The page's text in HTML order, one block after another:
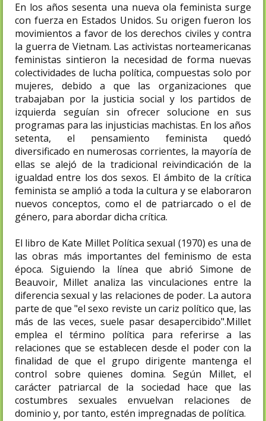
En los años sesenta una nueva ola feminista surge
con fuerza en Estados Unidos. Su origen fueron los
movimientos a favor de los derechos civiles y contra
la guerra de Vietnam. Las activistas norteamericanas
feministas sintieron la necesidad de forma nuevas
colectividades de lucha política, compuestas solo por
mujeres, debido a que las organizaciones que
trabajaban por la justicia social y los partidos de
izquierda seguían sin ofrecer solucione en sus
programas para las injusticias machistas. En los años
setenta, el pensamiento feminista quedó
diversificado en numerosas corrientes, la mayoría de
ellas se alejó de la tradicional reivindicación de la
igualdad entre los dos sexos. El ámbito de la crítica
feminista se amplió a toda la cultura y se elaboraron
nuevos conceptos, como el de patriarcado o el de
género, para abordar dicha crítica.
El libro de Kate Millet Política sexual (1970) es una de
las obras más importantes del feminismo de esta
época. Siguiendo la línea que abrió Simone de
Beauvoir, Millet analiza las vinculaciones entre la
diferencia sexual y las relaciones de poder. La autora
parte de que "el sexo reviste un cariz político que, las
más de las veces, suele pasar desapercibido".Millet
emplea el término política para referirse a las
relaciones que se establecen desde el poder con la
finalidad de que el grupo dirigente mantenga el
control sobre quienes domina. Según Millet, el
carácter patriarcal de la sociedad hace que las
costumbres sexuales envuelvan relaciones de
dominio y, por tanto, estén impregnadas de política.